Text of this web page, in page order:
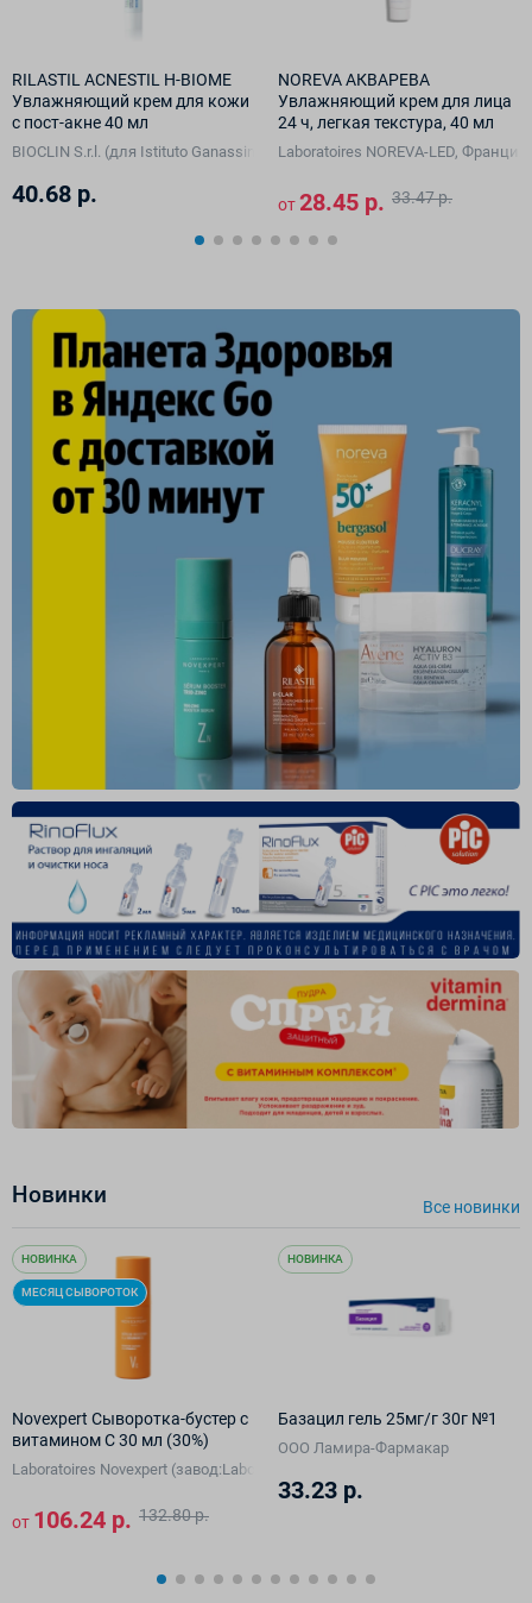
GmbH, Германия)
RILASTIL ACNESTIL H-BIOME
Увлажняющий крем для кожи
с пост-акне 40 мл
BIOCLIN S.r.l. (для Istituto Ganassini S.p.A. di Ricerche Biochimiche, Италия)
40.68 р.
NOREVA АКВАРЕВА
Увлажняющий крем для лица
24 ч, легкая текстура, 40 мл
Laboratoires NOREVA-LED, Франция
от28.45 р. 33.47 р.
Новинки Все новинки
НОВИНКА
МЕСЯЦ СЫВОРОТОК
Novexpert Сыворотка-бустер с
витамином С 30 мл (30%)
Laboratoires Novexpert (завод:Laboratoires Blc Thalgo Cosmetic)
от 106.24 р. 132.80 р.
НОВИНКА
Базацил гель 25мг/г 30г №1
ООО Ламира-Фармакар
33.23 р.